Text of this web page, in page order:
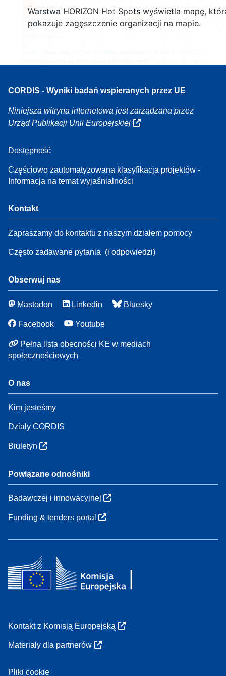
Warstwa HORIZON Hot Spots wyświetla mapę,
pokazuje zagęszczenie organizacji na mapie.
160
7
CORDIS - Wyniki badań wspieranych przez UE
Niniejsza witryna internetowa jest zarządzana przez
Urząd Publikacji Unii Europejskiej
Dostępność
Częściowo zautomatyzowana klasyfikacja projektów -
Informacja na temat wyjaśnialności
Kontakt
Zapraszamy do kontaktu z naszym działem pomocy
Często zadawane pytania (i odpowiedzi)
Obserwuj nas
Mastodon Linkedin Bluesky
Facebook Youtube
Pełna lista obecności KE w mediach
społecznościowych
O nas
Kim jesteśmy
Działy CORDIS
Biuletyn
Powiązane odnośniki
Badawczej i innowacyjnej
Funding & tenders portal
Kontakt z Komisją Europejską
Materiały dla partnerów
Pliki cookie